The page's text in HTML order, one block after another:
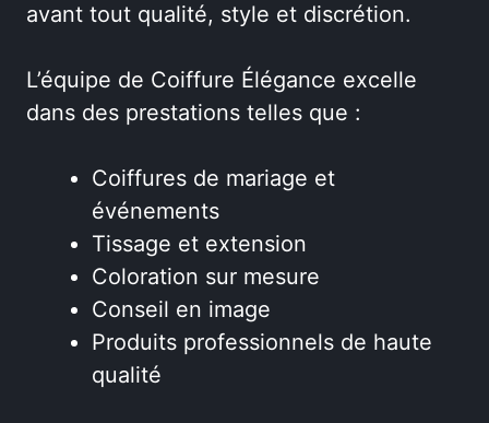
avant tout qualité, style et discrétion.
L’équipe de Coiffure Élégance excelle
dans des prestations telles que :
Coiffures de mariage et
événements
Tissage et extension
Coloration sur mesure
Conseil en image
Produits professionnels de haute
qualité